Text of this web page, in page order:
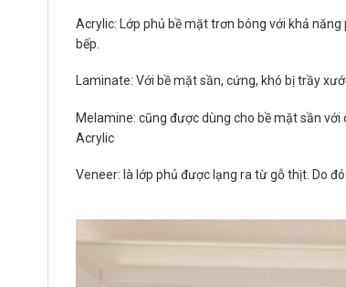
Acrylic: Lớp phủ bề mặt trơn bóng với khả
bếp.
Laminate: Với bề mặt sần, cứng, khó bị trầy
Melamine: cũng được dùng cho bề mặt sần
Acrylic
Veneer: là lớp phủ được lạng ra từ gỗ thịt. Do